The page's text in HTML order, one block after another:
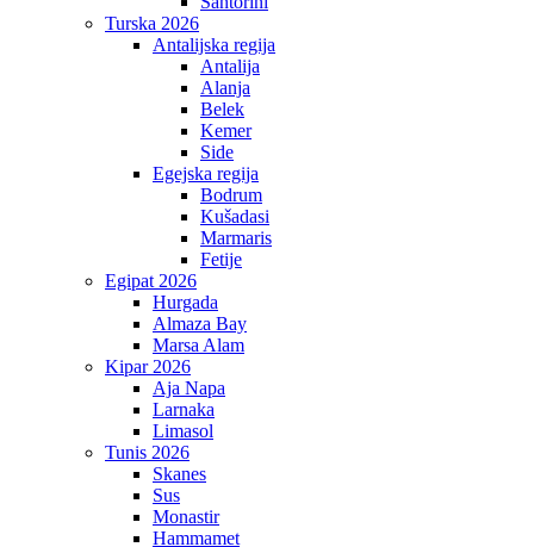
Turska 2026
Antalijska regija
Antalija
Alanja
Belek
Kemer
Side
Egejska regija
Bodrum
Kušadasi
Marmaris
Fetije
Egipat 2026
Hurgada
Almaza Bay
Marsa Alam
Kipar 2026
Aja Napa
Larnaka
Limasol
Tunis 2026
Skanes
Sus
Monastir
Hammamet